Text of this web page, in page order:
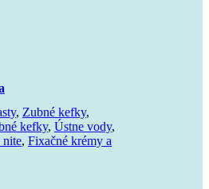
, Zubné kefky,
kefky, Ústne vody,
nite, Fixačné krémy a